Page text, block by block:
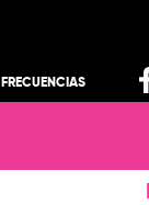
FRECUENCIAS